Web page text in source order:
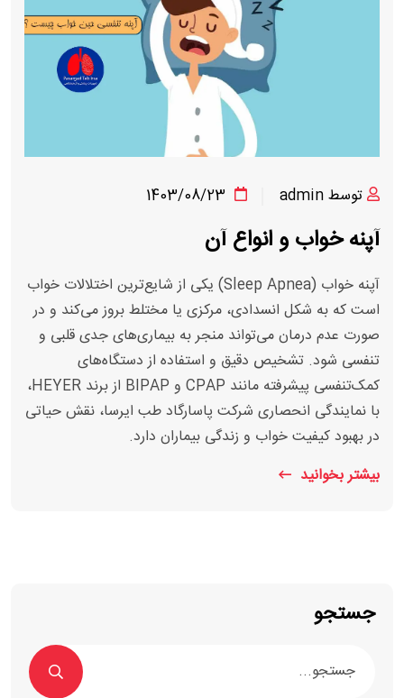
توسط admin 1403/08/23
آپنه خواب و انواع آن
آپنه خواب (Sleep Apnea) یکی از شایع‌ترین اختلالات خواب
است که به شکل انسدادی، مرکزی یا مختلط بروز می‌کند و در
صورت عدم درمان می‌تواند منجر به بیماری‌های جدی قلبی و
تنفسی شود. تشخیص دقیق و استفاده از دستگاه‌های
کمک‌تنفسی پیشرفته مانند CPAP و BIPAP از برند HEYER،
با نمایندگی انحصاری شرکت پاسارگاد طب ایرسا، نقش حیاتی
در بهبود کیفیت خواب و زندگی بیماران دارد.
بیشتر بخوانید
جستجو